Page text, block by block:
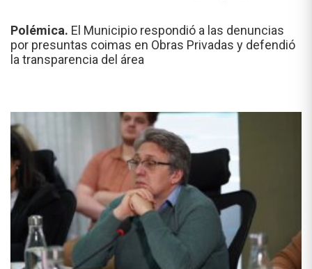
Polémica. El Municipio respondió a las denuncias
por presuntas coimas en Obras Privadas y defendió
la transparencia del área